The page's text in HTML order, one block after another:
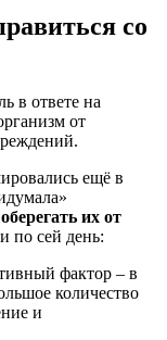
со
в ответе на
от
ещё в
оберегать их от
по сей день:
фактор – в
количество
и